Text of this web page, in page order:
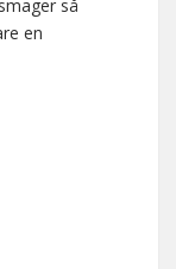
så
en